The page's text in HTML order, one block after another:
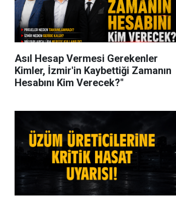
Asıl Hesap Vermesi Gerekenler
Kimler, İzmir'in Kaybettiği Zamanın
Hesabını Kim Verecek?"